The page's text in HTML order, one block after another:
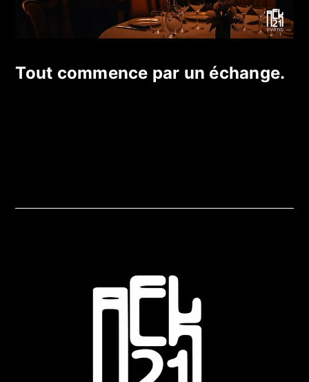
Tout commence par un échange.